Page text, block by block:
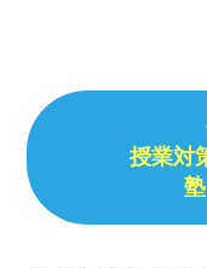
授業対